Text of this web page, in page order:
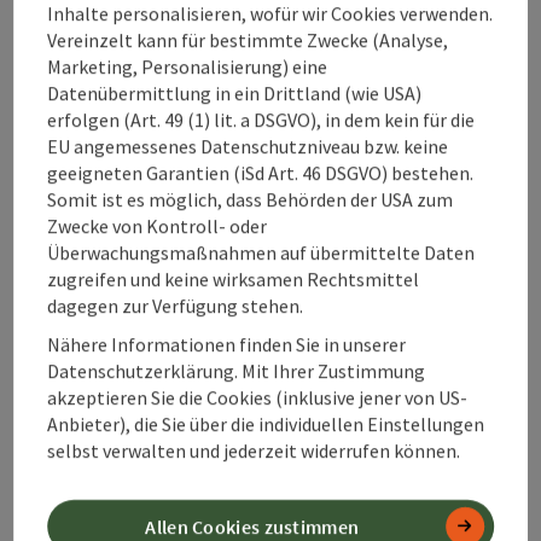
Gasthaus / Wirtshaus
Tradtionsreicher Gasthof mit eigener Kegelbahn und
Sportschießanlage im Haus.
Telefon
+43 7355 6270
Öffnungszeiten
MIMittwoch geöffnet
DODonnerstag geöffnet
FRFreitag geöffnet
SOSonntag geöffnet
FE Feiertag geöffnet
Beitrag merken: Jausenstation - Mooshöhe
Jausenstation - Mooshöhe
Unterlaussa
Almwirtschaft / Hütte
Beliebte Einkehrstation für Radfahrer und Mountainbiker,
die am Hintergebirgsradweg unterwegs sind.
Inhalte personalisieren, wofür wir Cookies verwenden.
Vereinzelt kann für bestimmte Zwecke (Analyse,
Marketing, Personalisierung) eine
Datenübermittlung in ein Drittland (wie USA)
erfolgen (Art. 49 (1) lit. a DSGVO), in dem kein für die
EU angemessenes Datenschutzniveau bzw. keine
geeigneten Garantien (iSd Art. 46 DSGVO) bestehen.
Somit ist es möglich, dass Behörden der USA zum
Zwecke von Kontroll- oder
Überwachungsmaßnahmen auf übermittelte Daten
zugreifen und keine wirksamen Rechtsmittel
dagegen zur Verfügung stehen.
Nähere Informationen finden Sie in unserer
Datenschutzerklärung. Mit Ihrer Zustimmung
akzeptieren Sie die Cookies (inklusive jener von US-
Anbieter), die Sie über die individuellen Einstellungen
selbst verwalten und jederzeit widerrufen können.
Allen Cookies zustimmen